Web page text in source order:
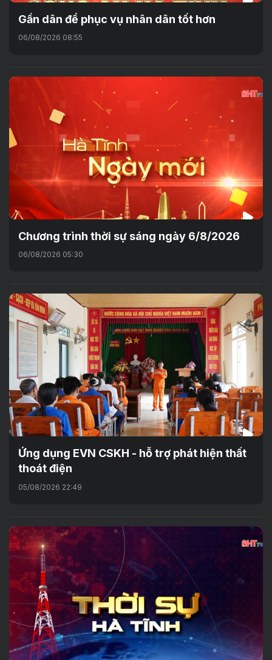
Gần dân để phục vụ nhân dân tốt hơn
06/08/2026 08:55
Chương trình thời sự sáng ngày 6/8/2026
06/08/2026 05:30
Ứng dụng EVN CSKH - hỗ trợ phát hiện thất
thoát điện
05/08/2026 22:49